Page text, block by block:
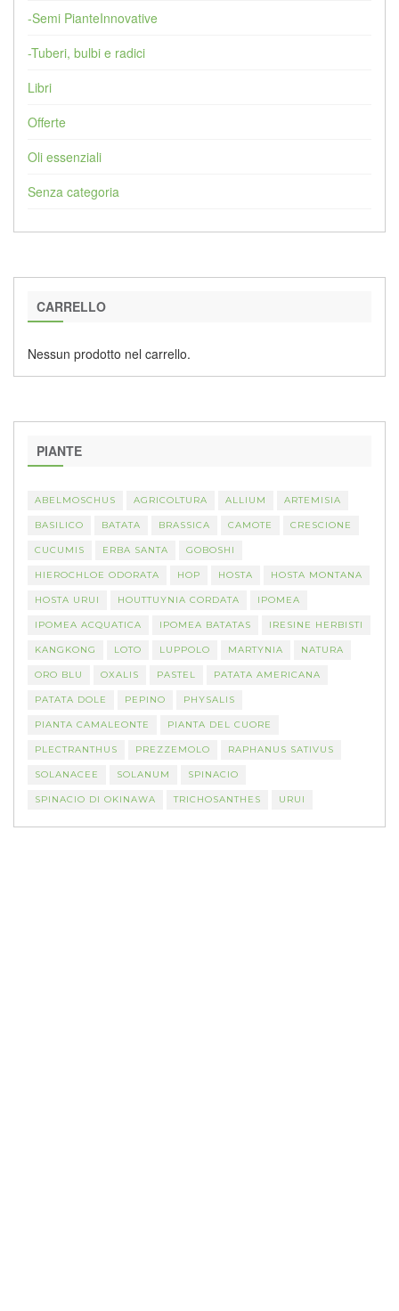
-Semi PianteInnovative
-Tuberi, bulbi e radici
Libri
Offerte
Oli essenziali
Senza categoria
CARRELLO
Nessun prodotto nel carrello.
PIANTE
ABELMOSCHUS AGRICOLTURA ALLIUM ARTEMISIA
BASILICO BATATA BRASSICA CAMOTE CRESCIONE
CUCUMIS ERBA SANTA GOBOSHI
HIEROCHLOE ODORATA HOP HOSTA HOSTA MONTANA
HOSTA URUI HOUTTUYNIA CORDATA IPOMEA
IPOMEA ACQUATICA IPOMEA BATATAS IRESINE HERBISTI
KANGKONG LOTO LUPPOLO MARTYNIA NATURA
ORO BLU OXALIS PASTEL PATATA AMERICANA
PATATA DOLE PEPINO PHYSALIS
PIANTA CAMALEONTE PIANTA DEL CUORE
PLECTRANTHUS PREZZEMOLO RAPHANUS SATIVUS
SOLANACEE SOLANUM SPINACIO
SPINACIO DI OKINAWA TRICHOSANTHES URUI